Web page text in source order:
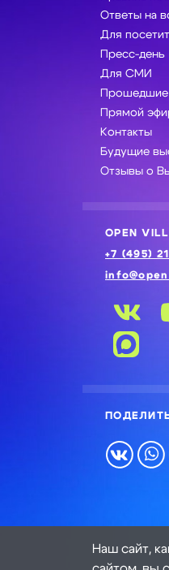
Ответы на
Для
Пресс-день
Для СМИ
Прошедшие
Прямой
Контакты
Будущие
Отзывы о
OPEN
+7 (495)
Наш сайт,